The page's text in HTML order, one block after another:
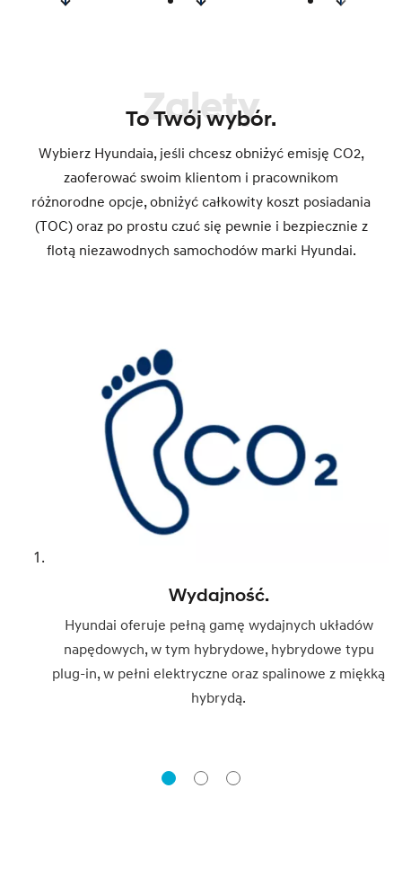
Zalety
To Twój wybór.
Wybierz Hyundaia, jeśli chcesz obniżyć emisję CO2,
zaoferować swoim klientom i pracownikom
różnorodne opcje, obniżyć całkowity koszt posiadania
(TOC) oraz po prostu czuć się pewnie i bezpiecznie z
flotą niezawodnych samochodów marki Hyundai.
Wydajność.
Hyundai oferuje pełną gamę wydajnych układów
napędowych, w tym hybrydowe, hybrydowe typu
plug-in, w pełni elektryczne oraz spalinowe z miękką
hybrydą.